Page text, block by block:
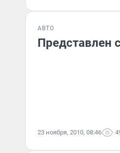
АВТО
Представлен
23 ноября, 2010, 08:46